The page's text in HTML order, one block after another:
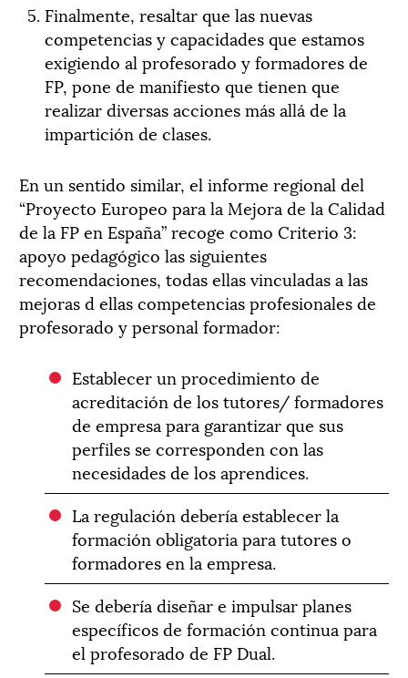
Finalmente, resaltar que las nuevas
competencias y capacidades que estamos
exigiendo al profesorado y formadores de
FP, pone de manifiesto que tienen que
realizar diversas acciones más allá de la
impartición de clases.
En un sentido similar, el informe regional del
“Proyecto Europeo para la Mejora de la Calidad
de la FP en España” recoge como Criterio 3:
apoyo pedagógico las siguientes
recomendaciones, todas ellas vinculadas a las
mejoras d ellas competencias profesionales de
profesorado y personal formador:
Establecer un procedimiento de
acreditación de los tutores/ formadores
de empresa para garantizar que sus
perfiles se corresponden con las
necesidades de los aprendices.
La regulación debería establecer la
formación obligatoria para tutores o
formadores en la empresa.
Se debería diseñar e impulsar planes
específicos de formación continua para
el profesorado de FP Dual.